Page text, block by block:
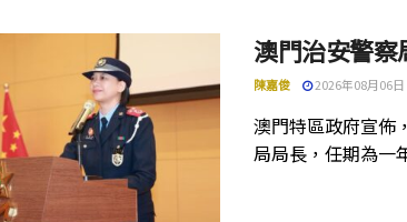
澳門治安警察
陳嘉俊 2026年08月06日
澳門特區政府宣佈
局局長，任期為一